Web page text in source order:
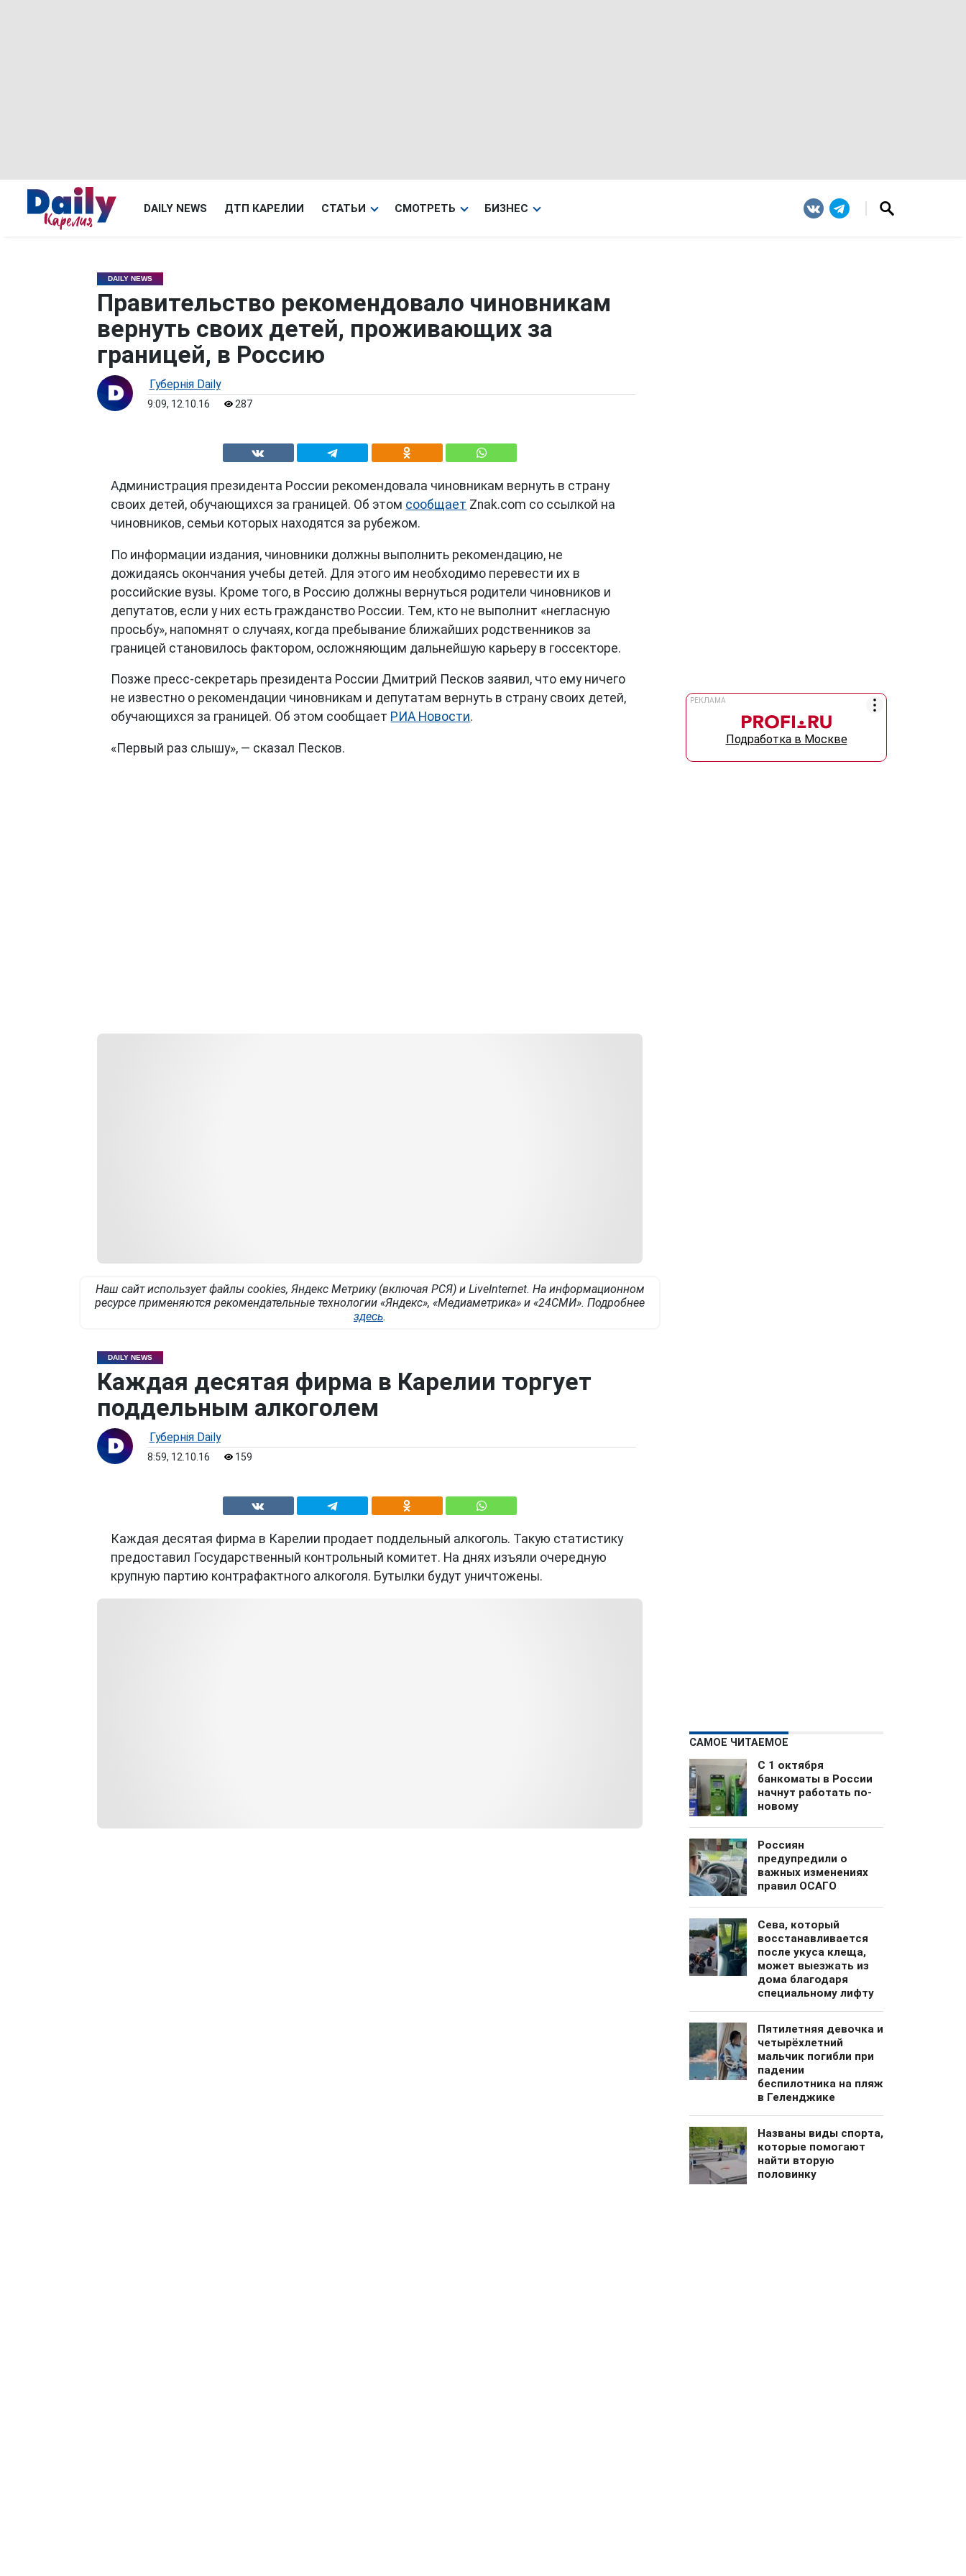
DAILY NEWS ДТП КАРЕЛИИ СТАТЬИ СМОТРЕТЬ БИЗНЕС
DAILY NEWS
Правительство рекомендовало чиновникам
вернуть своих детей, проживающих за
границей, в Россию
Губернiя Daily
9:09, 12.10.16 287
Администрация президента России рекомендовала чиновникам вернуть в страну
своих детей, обучающихся за границей. Об этом сообщает Znak.com со ссылкой на
чиновников, семьи которых находятся за рубежом.
По информации издания, чиновники должны выполнить рекомендацию, не
дожидаясь окончания учебы детей. Для этого им необходимо перевести их в
российские вузы. Кроме того, в Россию должны вернуться родители чиновников и
депутатов, если у них есть гражданство России. Тем, кто не выполнит «негласную
просьбу», напомнят о случаях, когда пребывание ближайших родственников за
границей становилось фактором, осложняющим дальнейшую карьеру в госсекторе.
Позже пресс-секретарь президента России Дмитрий Песков заявил, что ему ничего
не известно о рекомендации чиновникам и депутатам вернуть в страну своих детей,
обучающихся за границей. Об этом сообщает РИА Новости.
«Первый раз слышу», — сказал Песков.
Наш сайт использует файлы cookies, Яндекс Метрику (включая РСЯ) и LiveInternet. На информационном
ресурсе применяются рекомендательные технологии «Яндекс», «Медиаметрика» и «24СМИ». Подробнее
здесь.
DAILY NEWS
Каждая десятая фирма в Карелии торгует
поддельным алкоголем
Губернiя Daily
8:59, 12.10.16 159
Каждая десятая фирма в Карелии продает поддельный алкоголь. Такую статистику
предоставил Государственный контрольный комитет. На днях изъяли очередную
крупную партию контрафактного алкоголя. Бутылки будут уничтожены.
РЕКЛАМА
Подработка в Москве
САМОЕ ЧИТАЕМОЕ
С 1 октября
банкоматы в России
начнут работать по-
новому
Россиян
предупредили о
важных изменениях
правил ОСАГО
Сева, который
восстанавливается
после укуса клеща,
может выезжать из
дома благодаря
специальному лифту
Пятилетняя девочка и
четырёхлетний
мальчик погибли при
падении
беспилотника на пляж
в Геленджике
Названы виды спорта,
которые помогают
найти вторую
половинку